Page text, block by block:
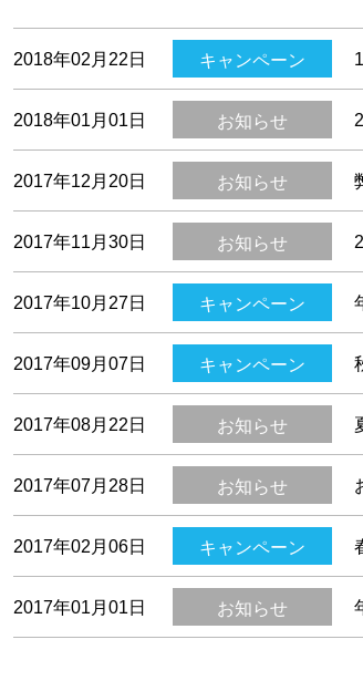
2018年02月22日 キャンペーン
2018年01月01日 お知らせ
2017年12月20日 お知らせ
2017年11月30日 お知らせ
2017年10月27日 キャンペーン
2017年09月07日 キャンペーン
2017年08月22日 お知らせ
2017年07月28日 お知らせ
2017年02月06日 キャンペーン
2017年01月01日 お知らせ